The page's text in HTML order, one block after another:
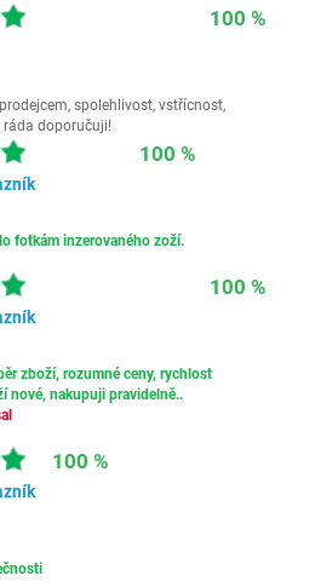
100 %
spolehlivost, vstřícnost,
doporučuji!
100 %
fotkám inzerovaného zoží.
100 %
zboží, rozumné ceny, rychlost
nové, nakupuji pravidelně..
100 %